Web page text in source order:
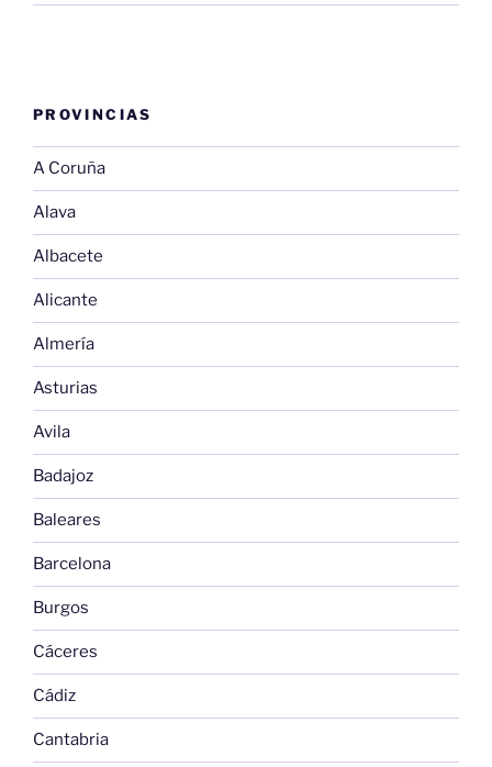
PROVINCIAS
A Coruña
Alava
Albacete
Alicante
Almería
Asturias
Avila
Badajoz
Baleares
Barcelona
Burgos
Cáceres
Cádiz
Cantabria